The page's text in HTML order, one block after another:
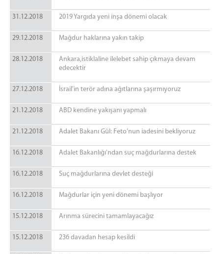
31.12.2018 2019 Yargıda yeni inşa dönemi olacak
29.12.2018 Mağdur haklarına yakın takip
28.12.2018
Ankara,istiklaline ilelebet sahip çıkmaya devam
edecektir
27.12.2018 İsrail'in terör adına ağıtlarına şaşırmıyoruz
21.12.2018 ABD kendine yakışanı yapmalı
21.12.2018 Adalet Bakanı Gül: Feto'nun iadesini bekliyoruz
16.12.2018 Adalet Bakanlığı'ndan suç mağdurlarına destek
16.12.2018 Suç mağdurlarına devlet desteği
16.12.2018 Mağdurlar için yeni dönemi başlıyor
15.12.2018 Arınma sürecini tamamlayacağız
15.12.2018 236 davadan hesap kesildi